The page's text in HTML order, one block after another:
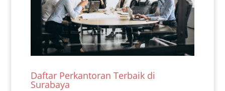
Daftar Perkantoran Terbaik di
Surabaya